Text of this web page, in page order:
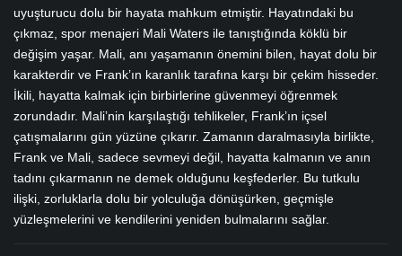
uyuşturucu dolu bir hayata mahkum etmiştir. Hayatındaki bu
çıkmaz, spor menajeri Mali Waters ile tanıştığında köklü bir
değişim yaşar. Mali, anı yaşamanın önemini bilen, hayat dolu bir
karakterdir ve Frank’ın karanlık tarafına karşı bir çekim hisseder.
İkili, hayatta kalmak için birbirlerine güvenmeyi öğrenmek
zorundadır. Mali’nin karşılaştığı tehlikeler, Frank’ın içsel
çatışmalarını gün yüzüne çıkarır. Zamanın daralmasıyla birlikte,
Frank ve Mali, sadece sevmeyi değil, hayatta kalmanın ve anın
tadını çıkarmanın ne demek olduğunu keşfederler. Bu tutkulu
ilişki, zorluklarla dolu bir yolculuğa dönüşürken, geçmişle
yüzleşmelerini ve kendilerini yeniden bulmalarını sağlar.